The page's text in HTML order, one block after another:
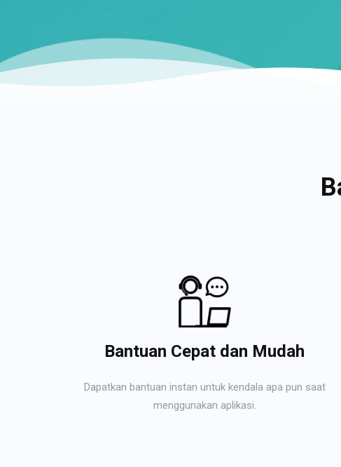
Bantuan Cepat dan Mudah
Dapatkan bantuan instan untuk kendala apa pun saat
menggunakan aplikasi.